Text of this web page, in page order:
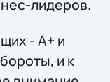
лидеров.
- A+ и
и к